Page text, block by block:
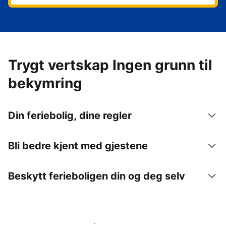
Trygt vertskap Ingen grunn til
bekymring
Din feriebolig, dine regler
Bli bedre kjent med gjestene
Beskytt ferieboligen din og deg selv
Lei ut ferieboligen din gjennom oss i dag